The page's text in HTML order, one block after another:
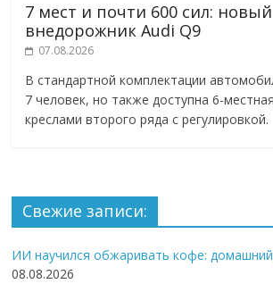
7 мест и почти 600 сил: новый
внедорожник Audi Q9
07.08.2026
В стандартной комплектации
7 человек, но также доступна 6-
креслами второго ряда с регулировкой.
Свежие записи:
ИИ научился обжаривать кофе:
08.08.2026